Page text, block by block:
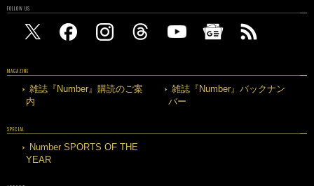
FOLLOW US
MAGAZINE
雑誌『Number』購読のご案
内
雑誌『Number』バックナン
バー
SPECIAL
Number SPORTS OF THE
YEAR